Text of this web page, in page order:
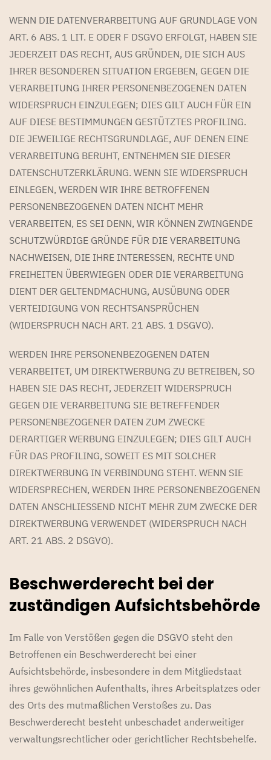
WENN DIE DATENVERARBEITUNG AUF GRUNDLAGE VON
ART. 6 ABS. 1 LIT. E ODER F DSGVO ERFOLGT, HABEN SIE
JEDERZEIT DAS RECHT, AUS GRÜNDEN, DIE SICH AUS
IHRER BESONDEREN SITUATION ERGEBEN, GEGEN DIE
VERARBEITUNG IHRER PERSONENBEZOGENEN DATEN
WIDERSPRUCH EINZULEGEN; DIES GILT AUCH FÜR EIN
AUF DIESE BESTIMMUNGEN GESTÜTZTES PROFILING.
DIE JEWEILIGE RECHTSGRUNDLAGE, AUF DENEN EINE
VERARBEITUNG BERUHT, ENTNEHMEN SIE DIESER
DATENSCHUTZERKLÄRUNG. WENN SIE WIDERSPRUCH
EINLEGEN, WERDEN WIR IHRE BETROFFENEN
PERSONENBEZOGENEN DATEN NICHT MEHR
VERARBEITEN, ES SEI DENN, WIR KÖNNEN ZWINGENDE
SCHUTZWÜRDIGE GRÜNDE FÜR DIE VERARBEITUNG
NACHWEISEN, DIE IHRE INTERESSEN, RECHTE UND
FREIHEITEN ÜBERWIEGEN ODER DIE VERARBEITUNG
DIENT DER GELTENDMACHUNG, AUSÜBUNG ODER
VERTEIDIGUNG VON RECHTSANSPRÜCHEN
(WIDERSPRUCH NACH ART. 21 ABS. 1 DSGVO).
WERDEN IHRE PERSONENBEZOGENEN DATEN
VERARBEITET, UM DIREKTWERBUNG ZU BETREIBEN, SO
HABEN SIE DAS RECHT, JEDERZEIT WIDERSPRUCH
GEGEN DIE VERARBEITUNG SIE BETREFFENDER
PERSONENBEZOGENER DATEN ZUM ZWECKE
DERARTIGER WERBUNG EINZULEGEN; DIES GILT AUCH
FÜR DAS PROFILING, SOWEIT ES MIT SOLCHER
DIREKTWERBUNG IN VERBINDUNG STEHT. WENN SIE
WIDERSPRECHEN, WERDEN IHRE PERSONENBEZOGENEN
DATEN ANSCHLIESSEND NICHT MEHR ZUM ZWECKE DER
DIREKTWERBUNG VERWENDET (WIDERSPRUCH NACH
ART. 21 ABS. 2 DSGVO).
Beschwerde­recht bei der
zuständigen Aufsichts­behörde
Im Falle von Verstößen gegen die DSGVO steht den
Betroffenen ein Beschwerderecht bei einer
Aufsichtsbehörde, insbesondere in dem Mitgliedstaat
ihres gewöhnlichen Aufenthalts, ihres Arbeitsplatzes oder
des Orts des mutmaßlichen Verstoßes zu. Das
Beschwerderecht besteht unbeschadet anderweitiger
verwaltungsrechtlicher oder gerichtlicher Rechtsbehelfe.